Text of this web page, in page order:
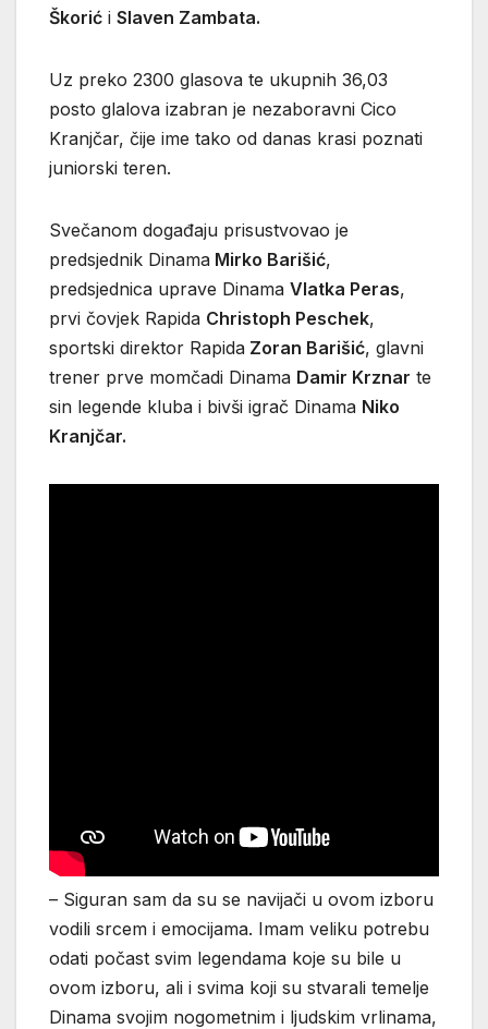
Škorić i Slaven Zambata.
Uz preko 2300 glasova te ukupnih 36,03
posto glalova izabran je nezaboravni Cico
Kranjčar, čije ime tako od danas krasi poznati
juniorski teren.
Svečanom događaju prisustvovao je
predsjednik Dinama Mirko Barišić,
predsjednica uprave Dinama Vlatka Peras,
prvi čovjek Rapida Christoph Peschek,
sportski direktor Rapida Zoran Barišić, glavni
trener prve momčadi Dinama Damir Krznar te
sin legende kluba i bivši igrač Dinama Niko
Kranjčar.
– Siguran sam da su se navijači u ovom izboru
vodili srcem i emocijama. Imam veliku potrebu
odati počast svim legendama koje su bile u
ovom izboru, ali i svima koji su stvarali temelje
Dinama svojim nogometnim i ljudskim vrlinama,